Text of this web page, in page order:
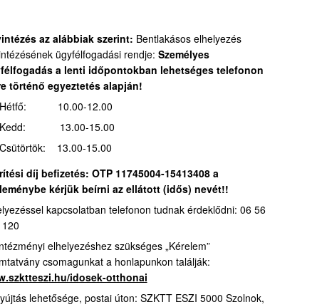
az alábbiak szerint: Bentlakásos elhelyezés
ügyfélfogadási rendje: Személyes
a lenti időpontokban lehetséges telefonon
történő egyeztetés alapján!
Hétfő: 10.00-12.00
Kedd: 13.00-15.00
Csütörtök: 13.00-15.00
díj befizetés: OTP 11745004-15413408 a
kérjük beírni az ellátott (idős) nevét!!
kapcsolatban telefonon tudnak érdeklődni: 06 56
elhelyezéshez szükséges „Kérelem”
csomagunkat a honlapunkon találják:
idosek-otthonai
lehetősége, postai úton: SZKTT ESZI 5000 Szolnok,